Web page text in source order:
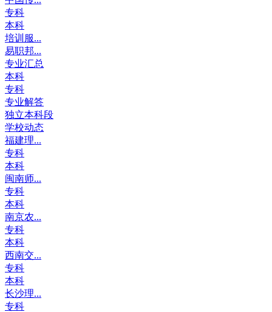
专科
本科
培训服...
易职邦...
专业汇总
本科
专科
专业解答
独立本科段
学校动态
福建理...
专科
本科
闽南师...
专科
本科
南京农...
专科
本科
西南交...
专科
本科
长沙理...
专科